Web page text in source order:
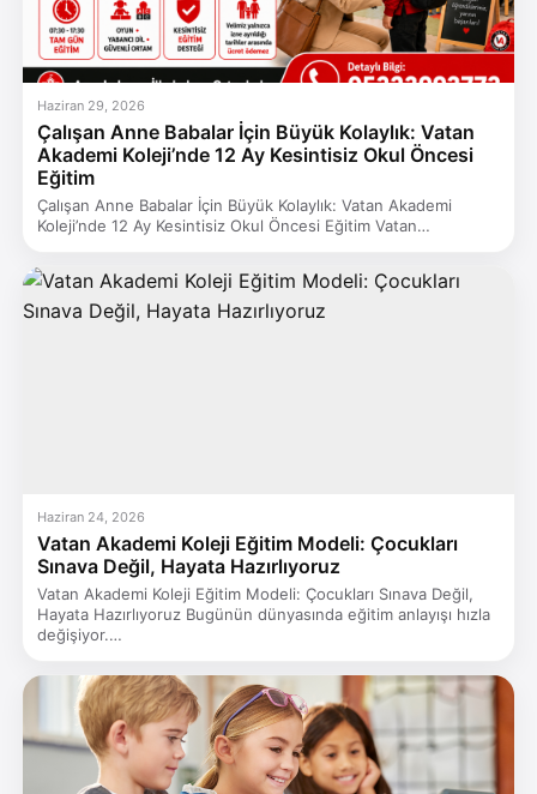
Haziran 29, 2026
Çalışan Anne Babalar İçin Büyük Kolaylık: Vatan
Akademi Koleji’nde 12 Ay Kesintisiz Okul Öncesi
Eğitim
Çalışan Anne Babalar İçin Büyük Kolaylık: Vatan Akademi
Koleji’nde 12 Ay Kesintisiz Okul Öncesi Eğitim Vatan…
Haziran 24, 2026
Vatan Akademi Koleji Eğitim Modeli: Çocukları
Sınava Değil, Hayata Hazırlıyoruz
Vatan Akademi Koleji Eğitim Modeli: Çocukları Sınava Değil,
Hayata Hazırlıyoruz Bugünün dünyasında eğitim anlayışı hızla
değişiyor.…